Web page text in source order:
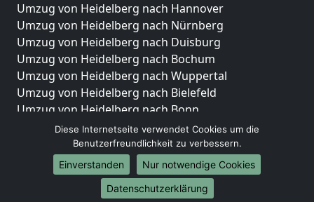
Umzug von Heidelberg nach Hannover
Umzug von Heidelberg nach Nürnberg
Umzug von Heidelberg nach Duisburg
Umzug von Heidelberg nach Bochum
Umzug von Heidelberg nach Wuppertal
Umzug von Heidelberg nach Bielefeld
Umzug von Heidelberg nach Bonn
Umzug von Heidelberg nach Münster
Internationale-Umzüge
Umzug von Heidelberg nach Brasilien
Umzug von Heidelberg nach Brunei Darussalam
Diese Internetseite verwendet Cookies um die
Benutzerfreundlichkeit zu verbessern.
Einverstanden
Nur notwendige Cookies
Datenschutzerklärung